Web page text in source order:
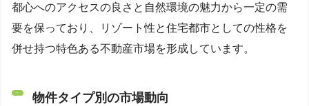
都心へのアクセスの良さと自然環境の魅力から一定の需
要を保っており、リゾート性と住宅都市としての性格を
併せ持つ特色ある不動産市場を形成しています。
物件タイプ別の市場動向